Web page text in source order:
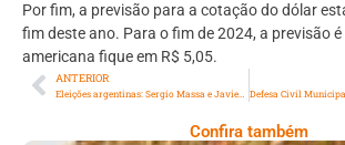
Por fim, a previsão para a cotação do dólar
fim deste ano. Para o fim de 2024, a previsão é
americana fique em R$ 5,05.
ANTERIOR
Confira também